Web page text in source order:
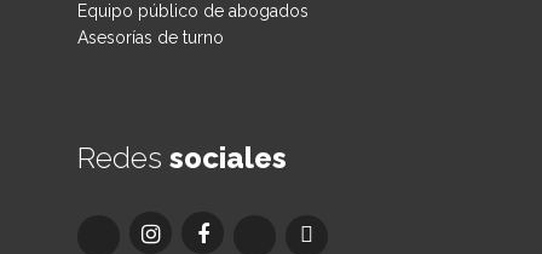
Equipo público de abogados
Asesorías de turno
Redes sociales